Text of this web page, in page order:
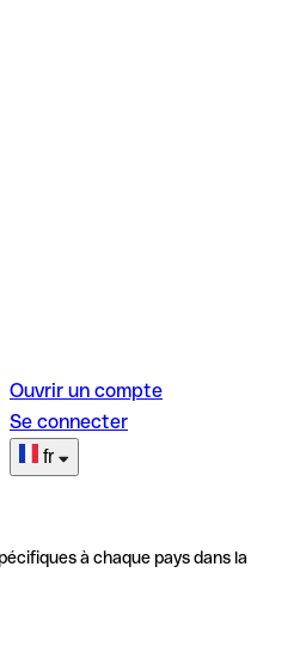
Ouvrir un compte
Se connecter
fr
à chaque pays dans la